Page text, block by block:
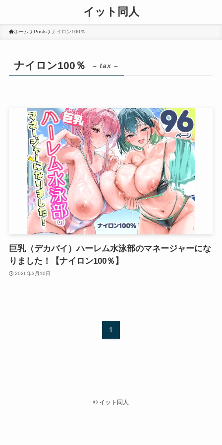
イット同人
ホーム Posts ナイロン100％
ナイロン100％ – tax –
巨乳（デカパイ）ハーレム水泳部のマネージャーにな
りました！【ナイロン100％】
2026年3月10日
1
© イット同人